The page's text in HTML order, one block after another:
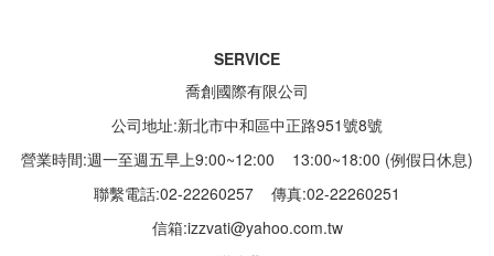
SERVICE
喬創國際有限公司
公司地址:新北市中和區中正路951號8號
營業時間:週一至週五早上9:00~12:00 13:00~18:00 (例假日休息)
聯繫電話:02-22260257 傳真:02-22260251
信箱:izzvati@yahoo.com.tw